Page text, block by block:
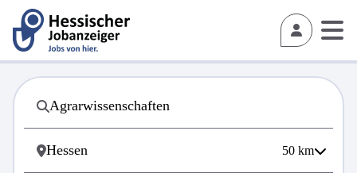
50 km